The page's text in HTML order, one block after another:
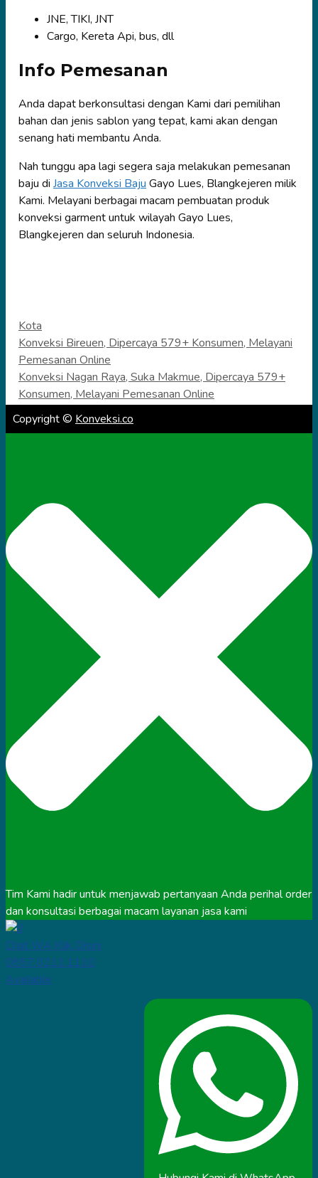
JNE, TIKI, JNT
Cargo, Kereta Api, bus, dll
Info Pemesanan
Anda dapat berkonsultasi dengan Kami dari pemilihan
bahan dan jenis sablon yang tepat, kami akan dengan
senang hati membantu Anda.
Nah tunggu apa lagi segera saja melakukan pemesanan
baju di Jasa Konveksi Baju Gayo Lues, Blangkejeren milik
Kami. Melayani berbagai macam pembuatan produk
konveksi garment untuk wilayah Gayo Lues,
Blangkejeren dan seluruh Indonesia.
Categories
Kota
Konveksi Bireuen, Dipercaya 579+ Konsumen, Melayani
Pemesanan Online
Konveksi Nagan Raya, Suka Makmue, Dipercaya 579+
Konsumen, Melayani Pemesanan Online
Copyright © Konveksi.co
Tim Kami hadir untuk menjawab pertanyaan Anda perihal order
dan konsultasi berbagai macam layanan jasa kami
Chat WA Klik Disini
0857.0211.1110
Available